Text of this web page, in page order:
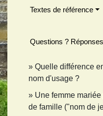
Textes de référence
Questions ?
Quelle différence
nom d'usage ?
Une femme
de famille ("nom de